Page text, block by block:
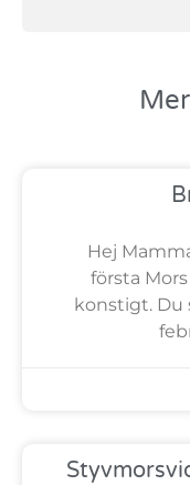
Hej
första
konstigt. Du